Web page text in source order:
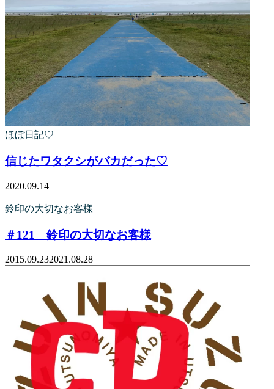
ほぼ日記♡
信じたワタクシがバカだった♡
2020.09.14
鈴印の大切なお客様
＃121 鈴印の大切なお客様
2015.09.232021.08.28